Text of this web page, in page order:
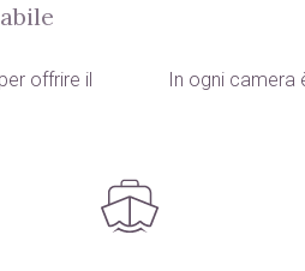
offrire il
In ogni camera